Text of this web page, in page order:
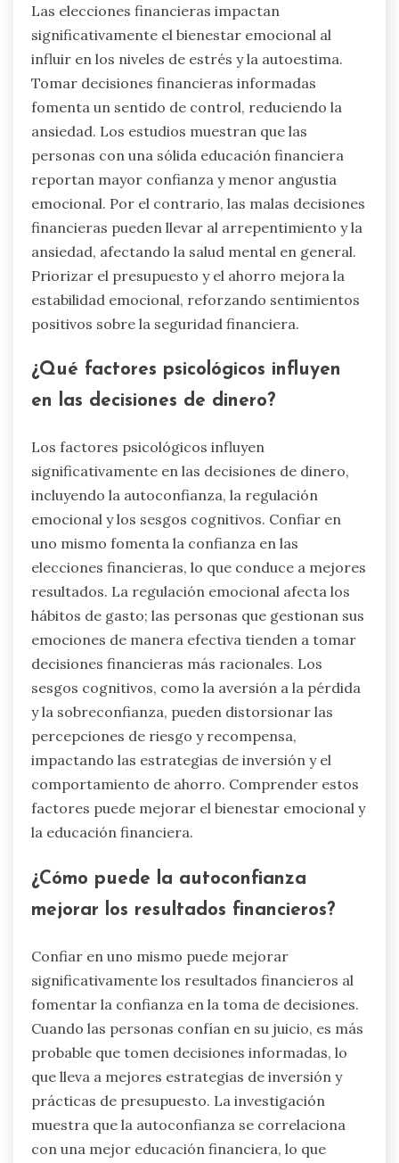
Las elecciones financieras impactan
significativamente el bienestar emocional al
influir en los niveles de estrés y la autoestima.
Tomar decisiones financieras informadas
fomenta un sentido de control, reduciendo la
ansiedad. Los estudios muestran que las
personas con una sólida educación financiera
reportan mayor confianza y menor angustia
emocional. Por el contrario, las malas decisiones
financieras pueden llevar al arrepentimiento y la
ansiedad, afectando la salud mental en general.
Priorizar el presupuesto y el ahorro mejora la
estabilidad emocional, reforzando sentimientos
positivos sobre la seguridad financiera.
¿Qué factores psicológicos influyen
en las decisiones de dinero?
Los factores psicológicos influyen
significativamente en las decisiones de dinero,
incluyendo la autoconfianza, la regulación
emocional y los sesgos cognitivos. Confiar en
uno mismo fomenta la confianza en las
elecciones financieras, lo que conduce a mejores
resultados. La regulación emocional afecta los
hábitos de gasto; las personas que gestionan sus
emociones de manera efectiva tienden a tomar
decisiones financieras más racionales. Los
sesgos cognitivos, como la aversión a la pérdida
y la sobreconfianza, pueden distorsionar las
percepciones de riesgo y recompensa,
impactando las estrategias de inversión y el
comportamiento de ahorro. Comprender estos
factores puede mejorar el bienestar emocional y
la educación financiera.
¿Cómo puede la autoconfianza
mejorar los resultados financieros?
Confiar en uno mismo puede mejorar
significativamente los resultados financieros al
fomentar la confianza en la toma de decisiones.
Cuando las personas confían en su juicio, es más
probable que tomen decisiones informadas, lo
que lleva a mejores estrategias de inversión y
prácticas de presupuesto. La investigación
muestra que la autoconfianza se correlaciona
con una mejor educación financiera, lo que